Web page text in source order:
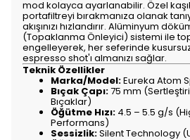
mod kolayca ayarlanabilir. Özel
portafiltreyi bırakmanıza olanak
akışınızı hızlandırır. Alüminyum
(Topaklanma Önleyici) sistemi ile
engelleyerek, her seferinde
espresso shot'ı almanızı sağlar.
Teknik Özellikler
Marka/Model:Eureka Atom
Bıçak Çapı:75 mm
Bıçaklar)
Öğütme Hızı: 4.5 – 5.5 g/s
Performans)
Sessizlik:Silent Technology